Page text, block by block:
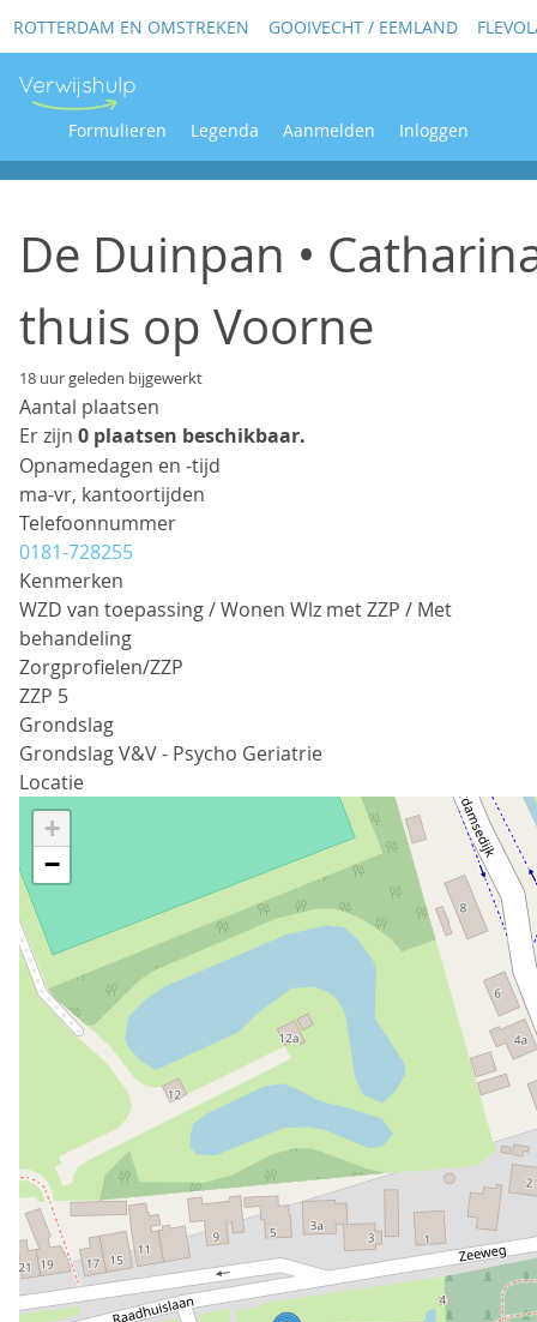
ROTTERDAM EN OMSTREKEN GOOIVECHT / EEMLAND
Formulieren Legenda Aanmelden Inloggen
De Duinpan •
thuis op Voorne
18 uur geleden bijgewerkt
Aantal plaatsen
Er zijn 0 plaatsen beschikbaar.
Opnamedagen en -tijd
ma-vr, kantoortijden
Telefoonnummer
0181-728255
Kenmerken
WZD van toepassing / Wonen Wlz met ZZP / Met
behandeling
Zorgprofielen/ZZP
ZZP 5
Grondslag
Grondslag V&V - Psycho Geriatrie
Locatie
+
−